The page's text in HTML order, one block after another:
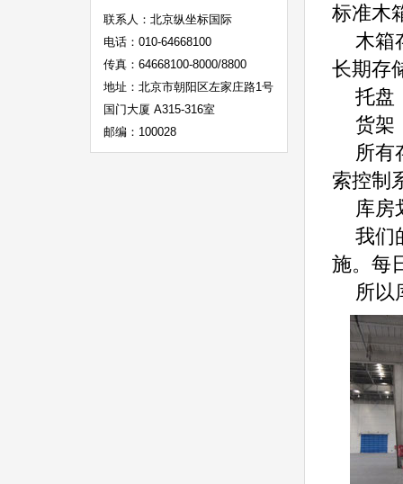
联系人：北京纵坐标国际
电话：010-64668100
传真：64668100-8000/8800
地址：北京市朝阳区左家庄路1号
国门大厦 A315-316室
邮编：100028
标准木
木箱
长期存
托盘
货架
所有
索控制
库房
我们
施。每
所以